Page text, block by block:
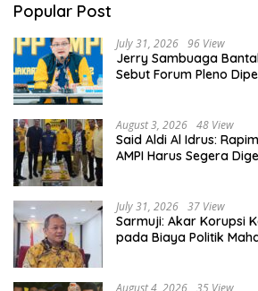
Popular Post
July 31, 2026 96 View
Jerry Sambuaga
Sebut Forum Pleno
August 3, 2026 48 View
Said Aldi Al Idrus:
AMPI Harus Segera
July 31, 2026 37 View
Sarmuji: Akar Korupsi
pada Biaya Politik